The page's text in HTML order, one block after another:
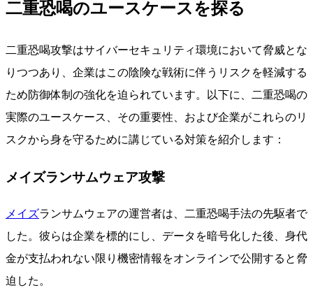
二重恐喝のユースケースを探る
二重恐喝攻撃はサイバーセキュリティ環境において脅威とな
りつつあり、企業はこの陰険な戦術に伴うリスクを軽減する
ため防御体制の強化を迫られています。以下に、二重恐喝の
実際のユースケース、その重要性、および企業がこれらのリ
スクから身を守るために講じている対策を紹介します：
メイズランサムウェア攻撃
メイズランサムウェアの運営者は、二重恐喝手法の先駆者で
した。彼らは企業を標的にし、データを暗号化した後、身代
金が支払われない限り機密情報をオンラインで公開すると脅
迫した。